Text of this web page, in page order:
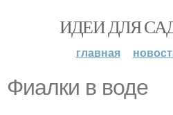
ИДЕИ ДЛЯ
главная
Фиалки в воде